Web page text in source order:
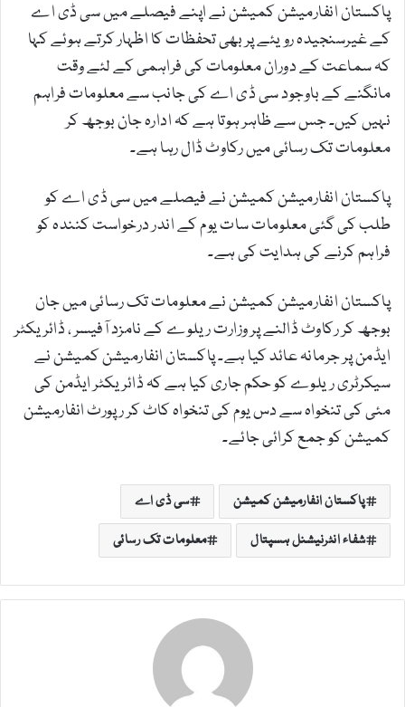
پاکستان انفارمیشن کمیشن نے اپنے فیصلے میں سی ڈی اے
کے غیرسنجیدہ رویئے پر بھی تحفظات کا اظہار کرتے ہوئے کہا
کہ سماعت کے دوران معلومات کی فراہمی کے لئے وقت
مانگنے کے باوجود سی ڈی اے کی جانب سے معلومات فراہم
نہیں کیں۔ جس سے ظاہر ہوتا ہے کہ ادارہ جان بوجھ کر
معلومات تک رسائی میں رکاوٹ ڈال رہا ہے۔
پاکستان انفارمیشن کمیشن نے فیصلے میں سی ڈی اے کو
طلب کی گئی معلومات سات یوم کے اندر درخواست کنندہ کو
فراہم کرنے کی ہدایت کی ہے۔
پاکستان انفارمیشن کمیشن نے معلومات تک رسائی میں جان
بوجھ کر رکاوٹ ڈالنے پر وزارت ریلوے کے نامزد آفیسر ، ڈائریکٹر
ایڈمن پر جرمانہ عائد کیا ہے۔ پاکستان انفارمیشن کمیشن نے
سیکرٹری ریلوے کو حکم جاری کیا ہے کہ ڈائریکٹر ایڈمن کی
مئی کی تنخواہ سے دس یوم کی تنخواہ کاٹ کر رپورٹ انفارمیشن
کمیشن کو جمع کرائی جائے۔
پاکستان انفارمیشن کمیشن
سی ڈی اے
شفاء انٹرنیشنل ہسپتال
معلومات تک رسائی